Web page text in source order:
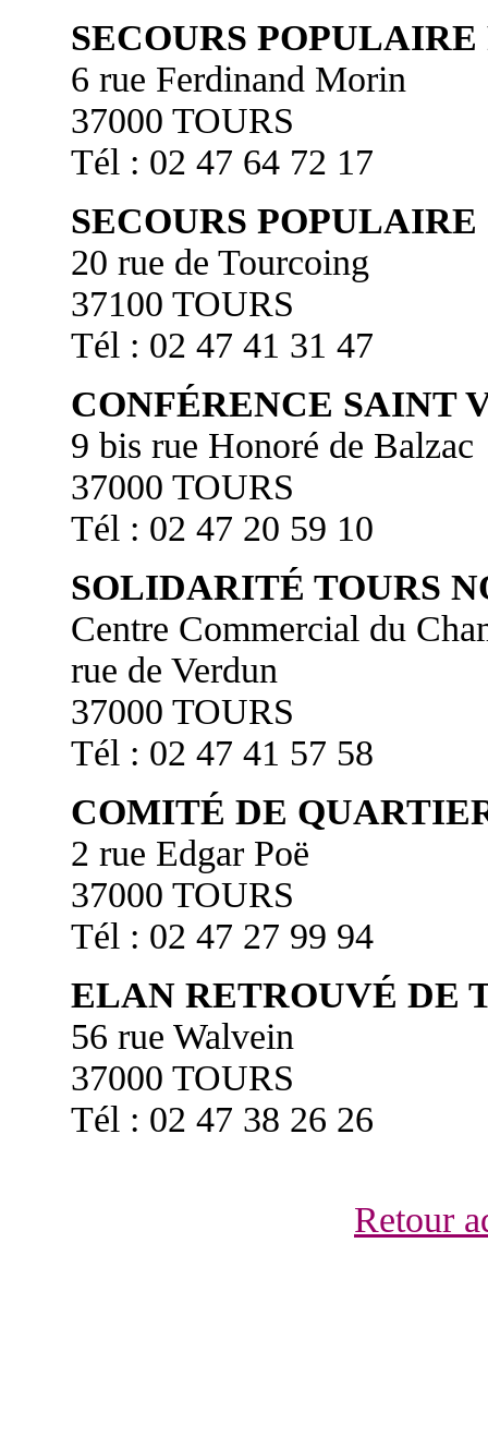
SECOURS
6 rue Ferdinand Morin
37000 TOURS
Tél : 02 47 64 72 17
SECOURS POPULAIRE
20 rue de Tourcoing
37100 TOURS
Tél : 02 47 41 31 47
CONFÉRENCE SAINT
9 bis rue Honoré de Balzac
37000 TOURS
Tél : 02 47 20 59 10
SOLIDARITÉ TOURS
Centre Commercial du
rue de Verdun
37000 TOURS
Tél : 02 47 41 57 58
COMITÉ DE
2 rue Edgar Poë
37000 TOURS
Tél : 02 47 27 99 94
ELAN RETROUVÉ DE
56 rue Walvein
37000 TOURS
Tél : 02 47 38 26 26
Retour